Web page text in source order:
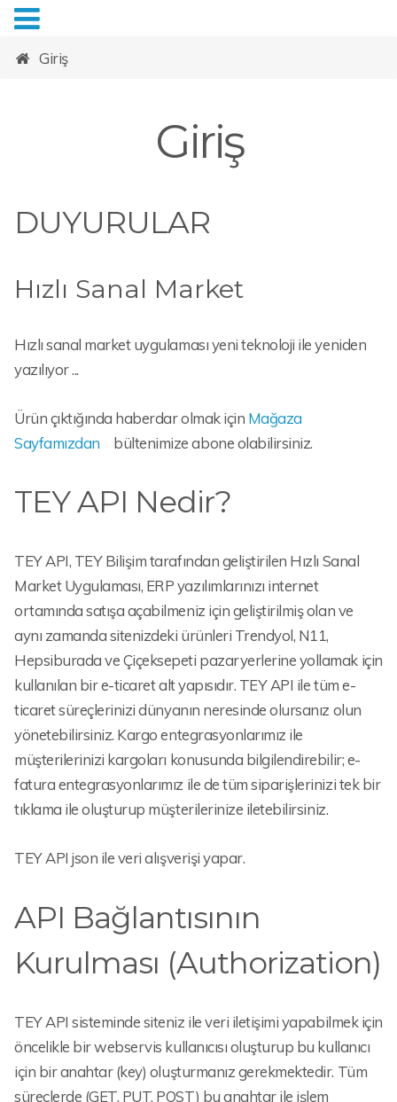
Giriş
Giriş
DUYURULAR
Hızlı Sanal Market
Hızlı sanal market uygulaması yeni teknoloji ile yeniden
yazılıyor ...
Ürün çıktığında haberdar olmak için Mağaza
Sayfamızdan
bültenimize abone olabilirsiniz.
TEY API Nedir?
TEY API, TEY Bilişim tarafından geliştirilen Hızlı Sanal
Market Uygulaması, ERP yazılımlarınızı internet
ortamında satışa açabilmeniz için geliştirilmiş olan ve
aynı zamanda sitenizdeki ürünleri Trendyol, N11,
Hepsiburada ve Çiçeksepeti pazaryerlerine yollamak için
kullanılan bir e-ticaret alt yapısıdır. TEY API ile tüm e-
ticaret süreçlerinizi dünyanın neresinde olursanız olun
yönetebilirsiniz. Kargo entegrasyonlarımız ile
müşterilerinizi kargoları konusunda bilgilendirebilir; e-
fatura entegrasyonlarımız ile de tüm siparişlerinizi tek bir
tıklama ile oluşturup müşterilerinize iletebilirsiniz.
TEY API json ile veri alışverişi yapar.
API Bağlantısının
Kurulması (Authorization)
TEY API sisteminde siteniz ile veri iletişimi yapabilmek için
öncelikle bir webservis kullanıcısı oluşturup bu kullanıcı
için bir anahtar (key) oluşturmanız gerekmektedir. Tüm
süreçlerde (GET, PUT, POST) bu anahtar ile işlem